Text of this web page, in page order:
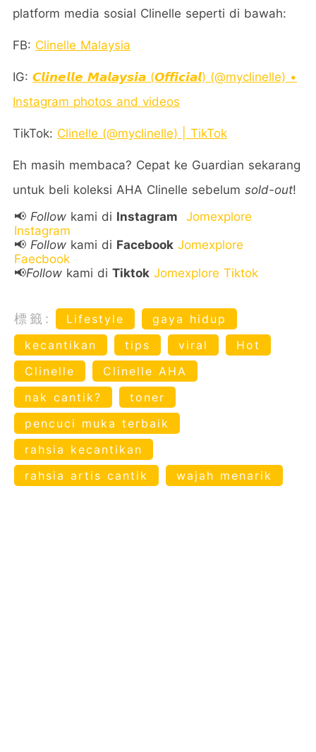
platform media sosial Clinelle seperti di bawah:
FB: Clinelle Malaysia
IG: 𝘾𝙡𝙞𝙣𝙚𝙡𝙡𝙚 𝙈𝙖𝙡𝙖𝙮𝙨𝙞𝙖 (𝙊𝙛𝙛𝙞𝙘𝙞𝙖𝙡) (@myclinelle) •
Instagram photos and videos
TikTok: Clinelle (@myclinelle) | TikTok
Eh masih membaca? Cepat ke Guardian sekarang
untuk beli koleksi AHA Clinelle sebelum sold-out!
📢 Follow kami di Instagram
Jomexplore
Instagram
📢 Follow kami di Facebook Jomexplore
Faecbook
📢Follow kami di Tiktok Jomexplore Tiktok
標籤: Lifestyle
gaya hidup
kecantikan
tips viral
Hot
Clinelle
Clinelle AHA
nak cantik?
toner
pencuci muka terbaik
rahsia kecantikan
rahsia artis cantik
wajah menarik